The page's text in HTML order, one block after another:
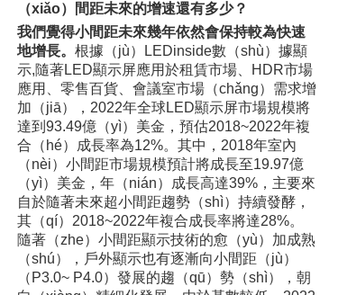
（xiǎo）間距未來的增速還有多少？
我們覺得小間距未來幾年依然會保持較為快速
地增長。根據（jù）LEDinside數（shù）據顯
示,隨著LED顯示屏應用於租賃市場、HDR市場
應用、零售百貨、會議室市場（chǎng）需求增
加（jiā），2022年全球LED顯示屏市場規模將
達到93.49億（yì）美金，預估2018~2022年複
合（hé）成長率為12%。其中，2018年室內
（nèi）小間距市場規模預計將成長至19.97億
（yì）美金，年（nián）成長高達39%，主要來
自於隨著未來超小間距趨勢（shì）持續發酵，
其（qí）2018~2022年複合成長率將達28%。
隨著（zhe）小間距顯示技術的愈（yù）加成熟
（shú），戶外顯示也有逐漸向小間距（jù）
（P3.0~ P4.0）發展的趨（qū）勢（shì），朝